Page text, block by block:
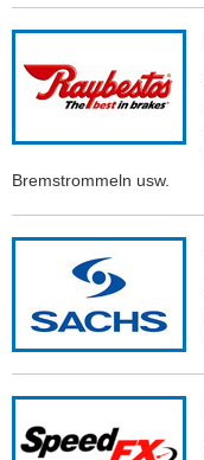
Bremstrommeln usw.